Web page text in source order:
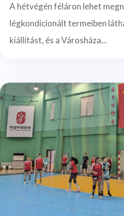
A hétvégén féláron lehet
légkondicionált termeiben
kiállítást, és a Városháza...